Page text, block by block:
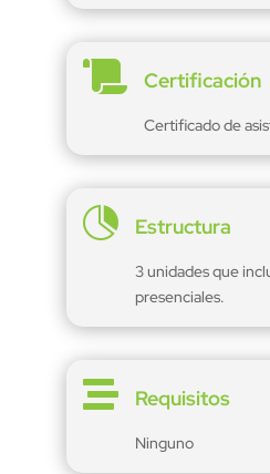
 Certificación
Certificado de
 Estructura
3 unidades que
presenciales.
 Requisitos
Ninguno